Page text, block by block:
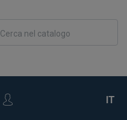
Cerca nel catalogo
IT